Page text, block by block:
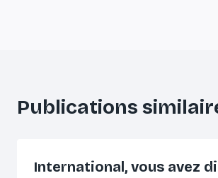
Publications
International, vous avez